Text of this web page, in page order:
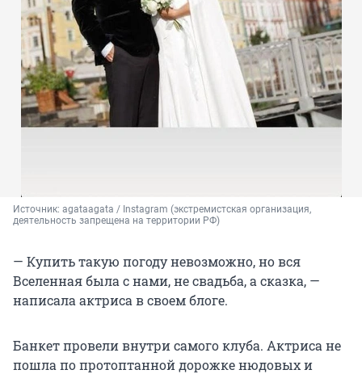
Источник: agataagata / Instagram (экстремистская организация,
деятельность запрещена на территории РФ)
— Купить такую погоду невозможно, но вся
Вселенная была с нами, не свадьба, а сказка, —
написала актриса в своем блоге.
Банкет провели внутри самого клуба. Актриса не
пошла по протоптанной дорожке нюдовых и